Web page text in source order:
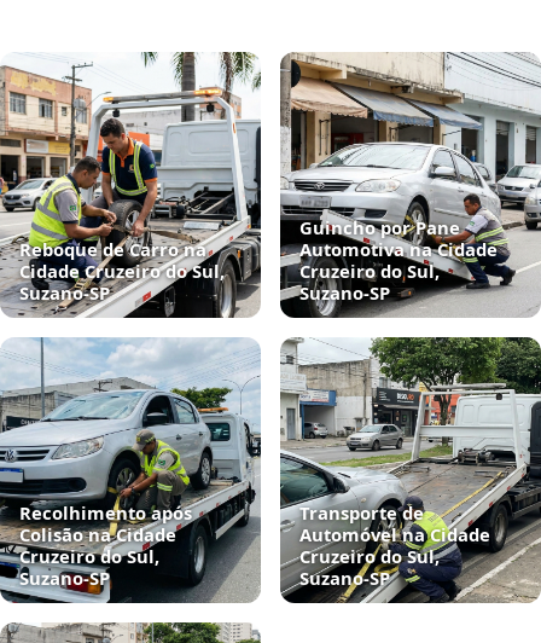
Reboque de Carro na
Cidade Cruzeiro do Sul,
Suzano‑SP
Guincho por Pane
Automotiva na Cidade
Cruzeiro do Sul,
Suzano‑SP
Recolhimento após
Colisão na Cidade
Cruzeiro do Sul,
Suzano‑SP
Transporte de
Automóvel na Cidade
Cruzeiro do Sul,
Suzano‑SP